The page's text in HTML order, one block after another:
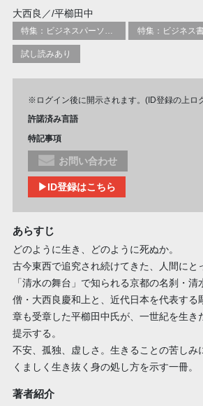
大西良／/平櫛田中
特集：ビジネス
試し読みあり
※ログイン後に開示されます。(ID登録の上ロ
許諾済み言語
特記事項
お問い合わせ
▶ID登録はこちら
あらすじ
どのように生き、どのように死ぬか。
古今東西で追究され続けてきた、人間にと
「清水の舞台」で知られる京都の名刹・
僧・大西良慶和上と、近代日本を代表する
章も受章した平櫛田中氏が、一世紀を生き
提示する。
不安、孤独、虚しさ。生きることの苦しみ
くましく生き抜く身の処し方を示す一冊。
著者紹介